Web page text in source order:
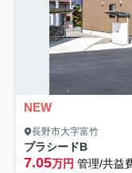
NEW
長野市大字富竹
プラシードB
7.05万円 管理/共益